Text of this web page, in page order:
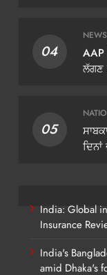
04
NEWS
AAP
ਲੱਗਣ
05
India: Global
Insurance
India's
amid Dhaka's